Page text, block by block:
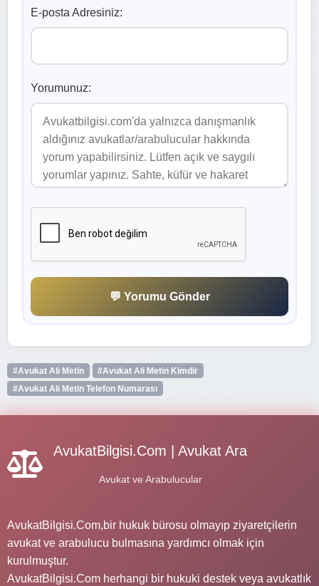
E-posta Adresiniz:
Yorumunuz:
💬 Yorumu Gönder
#Avukat Ali Metin
#Avukat Ali Metin Kimdir
#Avukat Ali Metin Telefon Numarası
AvukatBilgisi.Com | Avukat Ara
Avukat ve Arabulucular
AvukatBilgisi.Com,bir hukuk bürosu olmayıp ziyaretçilerin
avukat ve arabulucu bulmasına yardımcı olmak için
kurulmuştur.
AvukatBilgisi.Com herhangi bir hukuki destek veya avukatlık